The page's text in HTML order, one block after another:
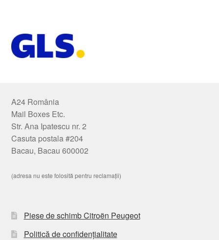
A24 România
Mail Boxes Etc.
Str. Ana Ipatescu nr. 2
Casuta postala #204
Bacau, Bacau 600002
(adresa nu este folosită pentru reclamații)
Piese de schimb Citroën Peugeot
Politică de confidențialitate